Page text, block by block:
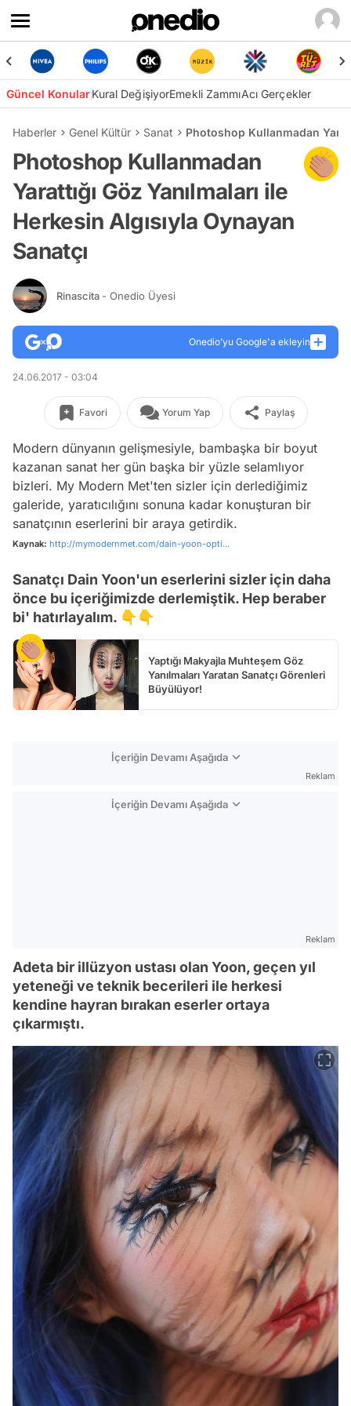
Güncel KonularKural DeğişiyorEmekli ZammıAcı Gerçekler
Haberler Genel Kültür Sanat Photoshop Kullanmadan
Photoshop Kullanmadan
Yarattığı Göz Yanılmaları ile
Herkesin Algısıyla Oynayan
Sanatçı
Rinascita - Onedio Üyesi
Onedio’yu Google'a ekleyin
24.06.2017 - 03:04
Favori Yorum Yap Paylaş
Modern dünyanın gelişmesiyle, bambaşka bir boyut
kazanan sanat her gün başka bir yüzle selamlıyor
bizleri. My Modern Met'ten sizler için derlediğimiz
galeride, yaratıcılığını sonuna kadar konuşturan bir
sanatçının eserlerini bir araya getirdik.
Kaynak: http://mymodernmet.com/dain-yoon-opti...
Sanatçı Dain Yoon'un eserlerini sizler için daha
önce bu içeriğimizde derlemiştik. Hep beraber
bi' hatırlayalım. 👇👇
Yaptığı Makyajla Muhteşem Göz
Yanılmaları Yaratan Sanatçı Görenleri
Büyülüyor!
İçeriğin Devamı Aşağıda
Reklam
İçeriğin Devamı Aşağıda
Reklam
Adeta bir illüzyon ustası olan Yoon, geçen yıl
yeteneği ve teknik becerileri ile herkesi
kendine hayran bırakan eserler ortaya
çıkarmıştı.